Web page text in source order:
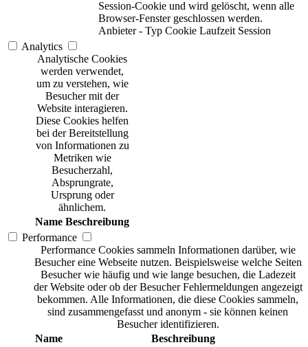
Session-Cookie und wird gelöscht, wenn alle
Browser-Fenster geschlossen werden.
Anbieter - Typ Cookie Laufzeit Session
Analytics
Analytische Cookies
werden verwendet,
um zu verstehen, wie
Besucher mit der
Website interagieren.
Diese Cookies helfen
bei der Bereitstellung
von Informationen zu
Metriken wie
Besucherzahl,
Absprungrate,
Ursprung oder
ähnlichem.
Name Beschreibung
Performance
Performance Cookies sammeln Informationen darüber, wie
Besucher eine Webseite nutzen. Beispielsweise welche Seiten
Besucher wie häufig und wie lange besuchen, die Ladezeit
der Website oder ob der Besucher Fehlermeldungen angezeigt
bekommen. Alle Informationen, die diese Cookies sammeln,
sind zusammengefasst und anonym - sie können keinen
Besucher identifizieren.
Name
Beschreibung